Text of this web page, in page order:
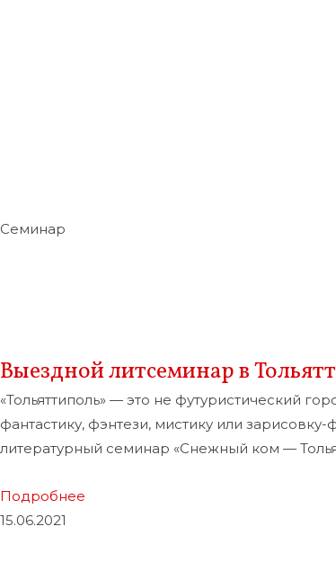
Семинар
Выездной литсеминар в
«Тольяттиполь» — это не футуристический
фантастику, фэнтези, мистику или
литературный семинар «Снежный ком —
Подробнее
15.06.2021